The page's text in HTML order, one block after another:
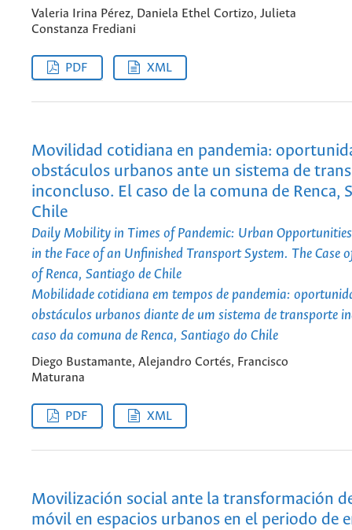
Valeria Irina Pérez, Daniela Ethel Cortizo, Julieta
Constanza Frediani
PDF XML
Movilidad cotidiana en pandemia:
obstáculos urbanos ante un sistema de
inconcluso. El caso de la comuna de Renca,
Chile
Daily Mobility in Times of Pandemic: Urban
in the Face of an Unfinished Transport System. The Case
of Renca, Santiago de Chile
Mobilidade cotidiana em tempos de pandemia:
obstáculos urbanos diante de um sistema de transporte
caso da comuna de Renca, Santiago do Chile
Diego Bustamante, Alejandro Cortés, Francisco
Maturana
PDF XML
Movilización social ante la transformación
móvil en espacios urbanos en el periodo de